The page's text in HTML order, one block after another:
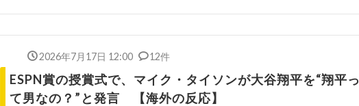
2026年7月17日 12:00 12件
ESPN賞の授賞式で、マイク・タイソンが大谷翔平を“翔平っ
て男なの？”と発言 【海外の反応】